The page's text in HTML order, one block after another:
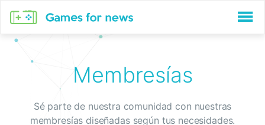
menu
Membresías
Sé parte de nuestra comunidad con nuestras
membresías diseñadas según tus necesidades.